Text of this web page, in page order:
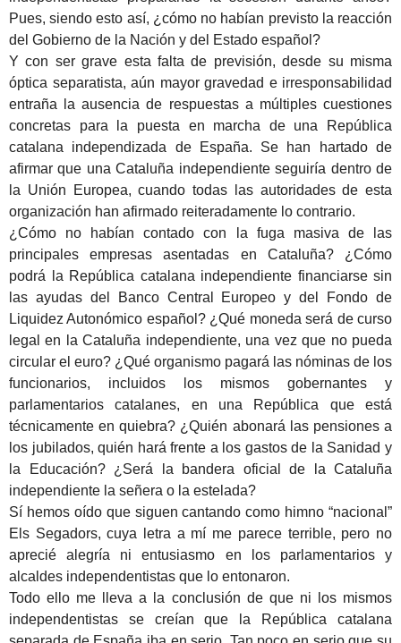
Pues, siendo esto así, ¿cómo no habían previsto la reacción
del Gobierno de la Nación y del Estado español?
Y con ser grave esta falta de previsión, desde su misma
óptica separatista, aún mayor gravedad e irresponsabilidad
entraña la ausencia de respuestas a múltiples cuestiones
concretas para la puesta en marcha de una República
catalana independizada de España. Se han hartado de
afirmar que una Cataluña independiente seguiría dentro de
la Unión Europea, cuando todas las autoridades de esta
organización han afirmado reiteradamente lo contrario.
¿Cómo no habían contado con la fuga masiva de las
principales empresas asentadas en Cataluña? ¿Cómo
podrá la República catalana independiente financiarse sin
las ayudas del Banco Central Europeo y del Fondo de
Liquidez Autonómico español? ¿Qué moneda será de curso
legal en la Cataluña independiente, una vez que no pueda
circular el euro? ¿Qué organismo pagará las nóminas de los
funcionarios, incluidos los mismos gobernantes y
parlamentarios catalanes, en una República que está
técnicamente en quiebra? ¿Quién abonará las pensiones a
los jubilados, quién hará frente a los gastos de la Sanidad y
la Educación? ¿Será la bandera oficial de la Cataluña
independiente la señera o la estelada?
Sí hemos oído que siguen cantando como himno “nacional”
Els Segadors, cuya letra a mí me parece terrible, pero no
aprecié alegría ni entusiasmo en los parlamentarios y
alcaldes independentistas que lo entonaron.
Todo ello me lleva a la conclusión de que ni los mismos
independentistas se creían que la República catalana